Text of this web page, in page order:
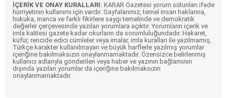
İÇERİK VE ONAY KURALLARI: KARAR Gazetesi yorum sütunları ifade
hürriyetinin kullanımı için vardır. Sayfalarımız, temel insan haklarına,
hukuka, inanca ve farklı fikirlere saygı temelinde ve demokratik
değerler çerçevesinde yazılan yorumlara açıktır. Yorumların içerik ve
imla kalitesi gazete kadar okurların da sorumluluğundadır. Hakaret,
küfür, rencide edici cümleler veya imalar, imla kuralları ile yazılmamış,
Türkçe karakter kullanılmayan ve büyük harflerle yazılmış yorumlar
içeriğine bakılmaksızın onaylanmamaktadır. Özensizce belirlenmiş
kullanıcı adlarıyla gönderilen veya haber ve yazının bağlamının
dışında yazılan yorumlar da içeriğine bakılmaksızın
onaylanmamaktadır.